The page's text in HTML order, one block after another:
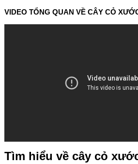
VIDEO TỔNG QUAN VỀ CÂY CỎ
Tìm hiểu về cây cỏ